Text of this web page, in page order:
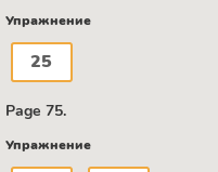
Упражнение
25
Page 75.
Упражнение